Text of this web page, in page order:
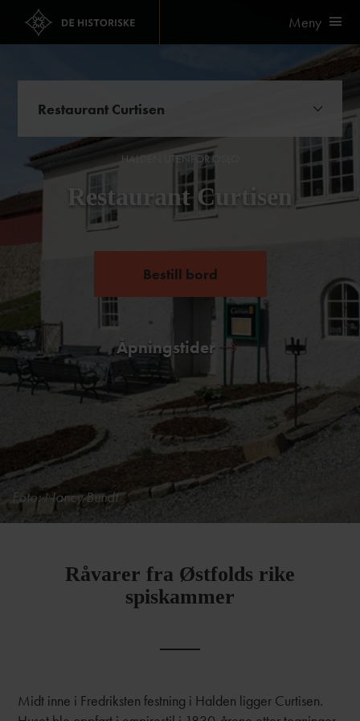
Meny
Foto: Nancy Bundt
Restaurant Curtisen
HALDEN UTENFOR OSLO
Restaurant Curtisen
Bestill bord
Åpningstider
Råvarer fra Østfolds rike
spiskammer
Midt inne i Fredriksten festning i Halden ligger Curtisen.